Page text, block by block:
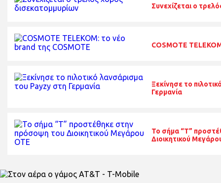
Συνεχίζεται ο
COSMOTE
Ξεκίνησε το
Γερμανία
To σήμα “T”
Διοικητικού